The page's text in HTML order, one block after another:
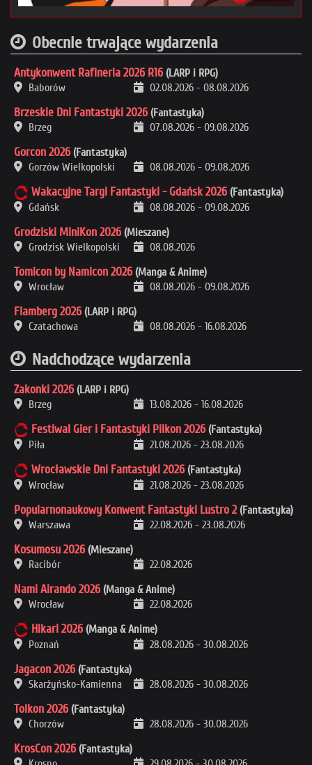
Obecnie trwające wydarzenia
Antykonwent Rafineria 2026 R16 (LARP i RPG)
Baborów
02.08.2026 - 08.08.2026
Brzeskie Dni Fantastyki 2026 (Fantastyka)
Brzeg
07.08.2026 - 09.08.2026
Gorcon 2026 (Fantastyka)
Gorzów Wielkopolski
08.08.2026 - 09.08.2026
Wakacyjne Targi Fantastyki - Gdańsk 2026 (Fantastyka)
Gdańsk
08.08.2026 - 09.08.2026
Grodziski MiniKon 2026 (Mieszane)
Grodzisk Wielkopolski
08.08.2026
Tomicon by Namicon 2026 (Manga & Anime)
Wrocław
08.08.2026 - 09.08.2026
Flamberg 2026 (LARP i RPG)
Czatachowa
08.08.2026 - 16.08.2026
Nadchodzące wydarzenia
Zakonki 2026 (LARP i RPG)
Brzeg
13.08.2026 - 16.08.2026
Festiwal Gier i Fantastyki Pilkon 2026 (Fantastyka)
Piła
21.08.2026 - 23.08.2026
Wrocławskie Dni Fantastyki 2026 (Fantastyka)
Wrocław
21.08.2026 - 23.08.2026
Popularnonaukowy Konwent Fantastyki Lustro 2 (Fantastyka)
Warszawa
22.08.2026 - 23.08.2026
Kosumosu 2026 (Mieszane)
Racibór
22.08.2026
Nami Airando 2026 (Manga & Anime)
Wrocław
22.08.2026
Hikari 2026 (Manga & Anime)
Poznań
28.08.2026 - 30.08.2026
Jagacon 2026 (Fantastyka)
Skarżyńsko-Kamienna
28.08.2026 - 30.08.2026
Tolkon 2026 (Fantastyka)
Chorzów
28.08.2026 - 30.08.2026
KrosCon 2026 (Fantastyka)